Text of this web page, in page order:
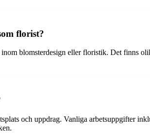
florist?
blomsterdesign eller floristik. Det finns
och uppdrag. Vanliga arbetsuppgifter